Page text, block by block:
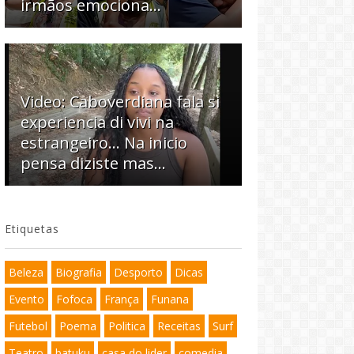
irmãos emociona…
Video: Caboverdiana fala si
experiencia di vivi na
estrangeiro... Na inicio
pensa diziste mas...
Etiquetas
Beleza Biografia Desporto
Dicas
Evento
Fofoca França
Funana
Futebol
Poema Politica Receitas
Surf